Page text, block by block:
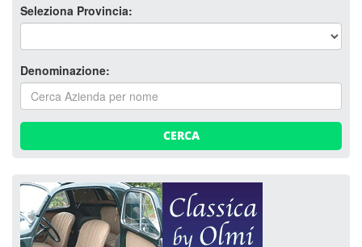
Seleziona Provincia:
Denominazione:
CERCA